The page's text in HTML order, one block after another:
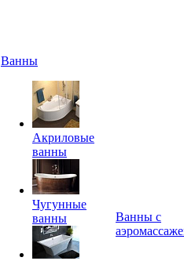
Ванны
Акриловые
ванны
Чугунные
ванны
Ванны с